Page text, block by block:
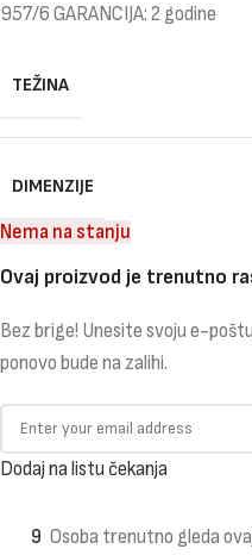
957/6 GARANCIJA: 2 godine
TEŽINA
DIMENZIJE
Nema na stanju
Ovaj proizvod je trenutno
Bez brige! Unesite svoju e-
ponovo bude na zalihi.
Dodaj na listu čekanja
9 Osoba trenutno gleda